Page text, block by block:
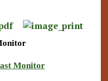
Monitor